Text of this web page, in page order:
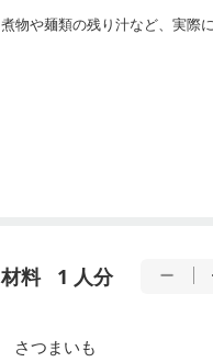
煮物や麺類の残り汁など、実際
材料 1 人分
さつまいも